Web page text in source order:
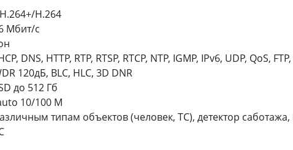
H.264
Мбит/с
DNS, HTTP, RTP, RTSP, RTCP, NTP, IGMP, IPv6, UDP, QoS,
120дБ, BLC, HLC, 3D DNR
до 512 Гб
10/100 M
типам объектов (человек, ТС), детектор